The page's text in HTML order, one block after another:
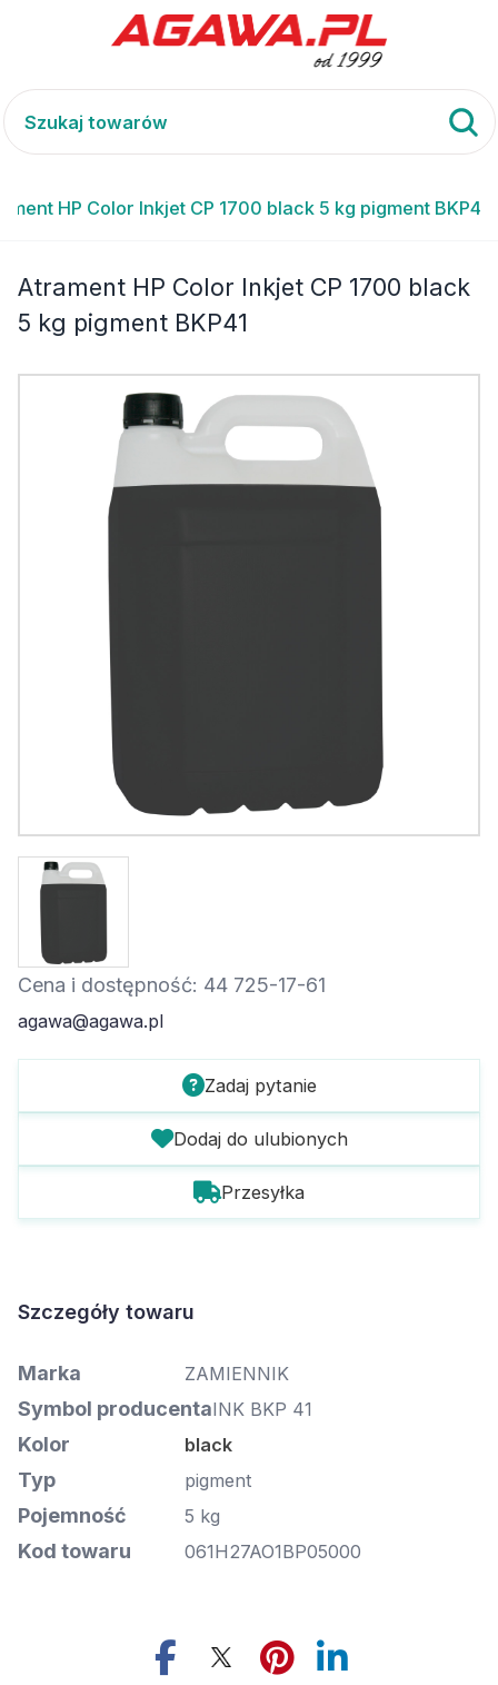
HP Color Inkjet CP 1700 black 5 kg pigment BKP41
Atrament HP Color Inkjet CP 1700 black
5 kg pigment BKP41
Cena i dostępność: 44 725-17-61
agawa@agawa.pl
Zadaj pytanie
Dodaj do ulubionych
Przesyłka
Szczegóły towaru
Marka ZAMIENNIK
Symbol producentaINK BKP 41
Kolor black
Typ pigment
Pojemność 5 kg
Kod towaru 061H27AO1BP05000